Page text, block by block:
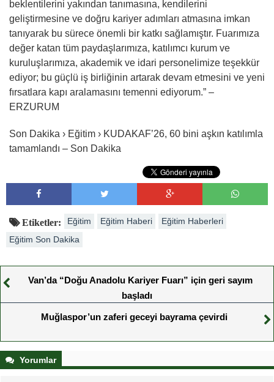
beklentilerini yakından tanımasına, kendilerini
geliştirmesine ve doğru kariyer adımları atmasına imkan
tanıyarak bu sürece önemli bir katkı sağlamıştır. Fuarımıza
değer katan tüm paydaşlarımıza, katılımcı kurum ve
kuruluşlarımıza, akademik ve idari personelimize teşekkür
ediyor; bu güçlü iş birliğinin artarak devam etmesini ve yeni
fırsatlara kapı aralamasını temenni ediyorum.” –
ERZURUM
Son Dakika › Eğitim › KUDAKAF’26, 60 bini aşkın katılımla
tamamlandı – Son Dakika
Etiketler: Eğitim Eğitim Haberi
Eğitim Haberleri
Eğitim Son Dakika
Van’da “Doğu Anadolu Kariyer Fuarı” için geri sayım
başladı
Muğlaspor’un zaferi geceyi bayrama çevirdi
Yorumlar